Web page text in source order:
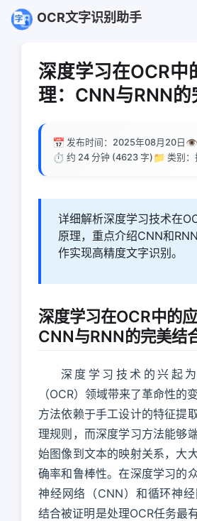
OCR文字识别助手
深度学习在OCR中
理：CNN与RNN
📅 发布时间：2025年08月20日 👁️
⏱️ 约 24 分钟 (4623 字) 📁 类别：
详细解析深度学习技术在
原理，重点介绍CNN和
作实现高精度文字识别。
深度学习在OCR中的应
CNN与RNN的完美结
深度学习技术的兴起
（OCR）领域带来了革命性的
方法依赖于手工设计的特征提
理规则，而深度学习方法能够
始图像到文本的映射关系，大
确率和鲁棒性。在深度学习的
神经网络（CNN）和循环神
结合被证明是处理OCR任务最